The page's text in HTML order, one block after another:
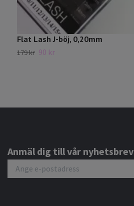
Flat Lash J-böj, 0,20mm
179 kr 90 kr
Anmäl dig till vår nyhetsbrev